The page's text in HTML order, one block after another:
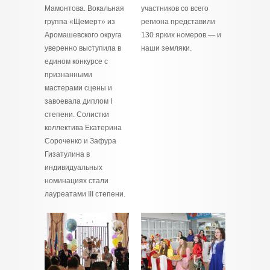
Мамонтова. Вокальная
группа «Щемерт» из
Аромашевского округа
уверенно выступила в
едином конкурсе с
признанными
мастерами сцены и
завоевала диплом I
степени. Солистки
коллектива Екатерина
Сороченко и Зафура
Гизатулина в
индивидуальных
номинациях стали
лауреатами III степени.
участников со всего
региона представили
130 ярких номеров — и
наши земляки.